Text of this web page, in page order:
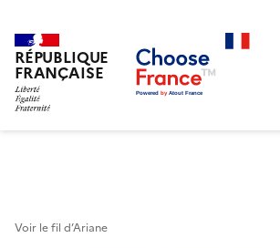
Skip
to
main
RÉPUBLIQUE
FRANÇAISE
Voir le fil d’Ariane